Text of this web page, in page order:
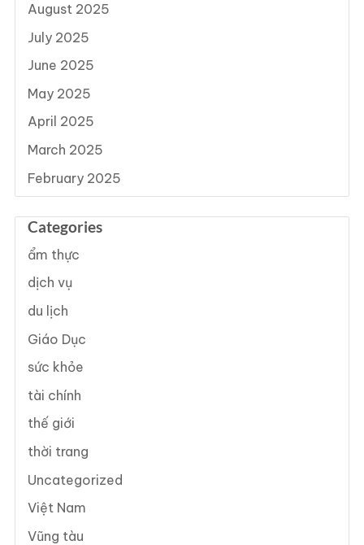
August 2025
July 2025
June 2025
May 2025
April 2025
March 2025
February 2025
Categories
ẩm thực
dịch vụ
du lịch
Giáo Dục
sức khỏe
tài chính
thế giới
thời trang
Uncategorized
Việt Nam
Vũng tàu